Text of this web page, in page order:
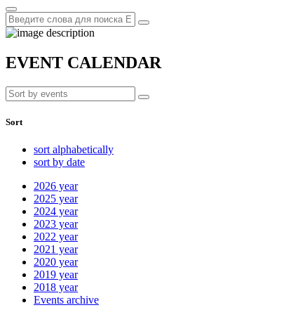
EVENT CALENDAR
Sort
sort alphabetically
sort by date
2026 year
2025 year
2024 year
2023 year
2022 year
2021 year
2020 year
2019 year
2018 year
Events archive